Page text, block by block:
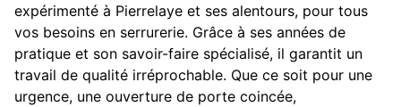
expérimenté à Pierrelaye et ses alentours, pour tous
vos besoins en serrurerie. Grâce à ses années de
pratique et son savoir-faire spécialisé, il garantit un
travail de qualité irréprochable. Que ce soit pour une
urgence, une ouverture de porte coincée,